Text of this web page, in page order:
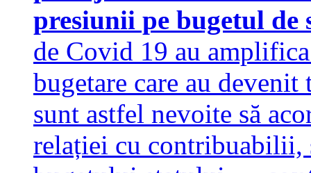
presiunii pe bugetul de
de Covid 19 au
bugetare care au
sunt astfel nevoite să
relației cu contribuabilii,